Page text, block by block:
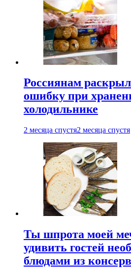
Россиянам
ошибку при
холодильнике
2 месяца спустя2 месяца спустя
Ты шпрота моей
удивить гостей
блюдами из